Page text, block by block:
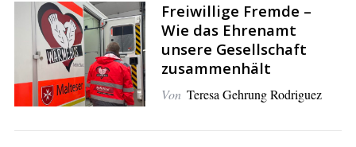
Freiwillige Fremde –
Wie das Ehrenamt
unsere Gesellschaft
zusammenhält
Von Teresa Gehrung Rodriguez
S
e